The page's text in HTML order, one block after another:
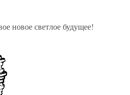
новое светлое будущее!